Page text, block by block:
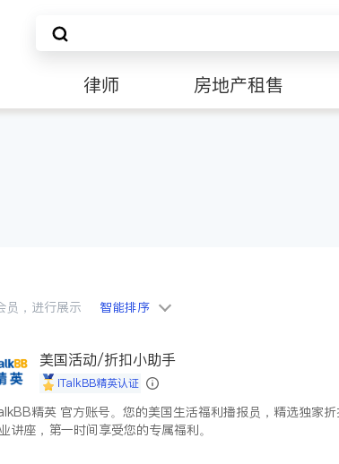
律师 房地产租售
员，进行展示 智能排序
美国活动/折扣小助手
iTalkBB精英认证
精英 官方账号。您的美国生活福利播报员，精选独家
讲座，第一时间享受您的专属福利。